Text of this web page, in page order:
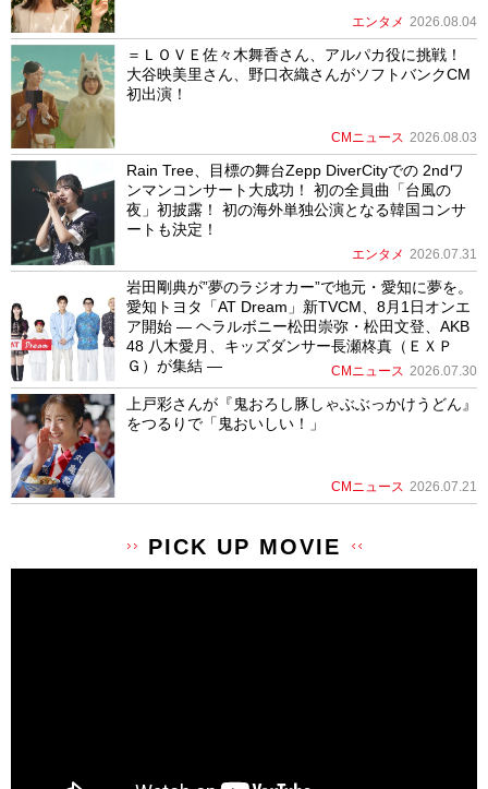
エンタメ 2026.08.04
＝ＬＯＶＥ佐々木舞香さん、アルパカ役に挑戦！
大谷映美里さん、野口衣織さんがソフトバンクCM
初出演！
CMニュース 2026.08.03
Rain Tree、目標の舞台Zepp DiverCityでの 2ndワ
ンマンコンサート大成功！ 初の全員曲「台風の
夜」初披露！ 初の海外単独公演となる韓国コンサ
ートも決定！
エンタメ 2026.07.31
岩田剛典が”夢のラジオカー”で地元・愛知に夢を。
愛知トヨタ「AT Dream」新TVCM、8月1日オンエ
ア開始 ― ヘラルボニー松田崇弥・松田文登、AKB
48 八木愛月、キッズダンサー長瀬柊真（ＥＸＰ
Ｇ）が集結 ―
CMニュース 2026.07.30
上戸彩さんが『鬼おろし豚しゃぶぶっかけうどん』
をつるりで「鬼おいしい！」
CMニュース 2026.07.21
PICK UP MOVIE